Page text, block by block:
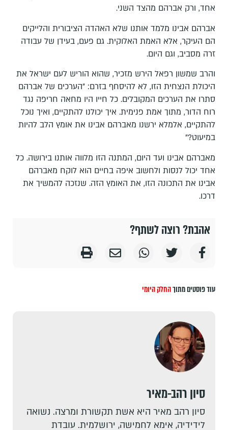
אחד, ורק אברהם מהצד השני.
אברהם אבינו מלמד אותנו שלא האהדה הציבורית והלייקים
הם העיקר, אלא האמת האלוקית. גם פעם, בעידן של עבודה
זרה מסביב, וגם היום.
והרב שמשון רפאל הירש מזכיר, שהוא הוריש לעם ישראל את
היכולת הנצחית הזו, לא להיסחף בזרם: "הערכים של אברהם
סתרו את הערכים המקובלים. כל חייו היו מחאה חריפה נגד
רוח הדור, מתוך אמת פנימית. איך יכולנו להתקיים, ואיך נוכל
להתקיים, אלמלא ירשנו מאברהם אבינו את אומץ הלב להיות
במיעוט?"
מאברהם אבינו ועד היום, המתנה הזו מלווה אותנו בירושה. כל
אחד יכול לנסות ולחשוב איפה בחיים הוא לוקח מאברהם
אבינו את התכונה הזו, את האומץ הזה. שנזכה להמשיך את
דרכו.
אהבת? רוצה לשתף?
עוד פוסטים מתוךהחלק היומי
סיון רהב-מאיר
סיון רהב מאיר היא אשת תקשורת ומרצה. נשואה
לידידיה, אימא לחמישה, ירושלמית. עובדת